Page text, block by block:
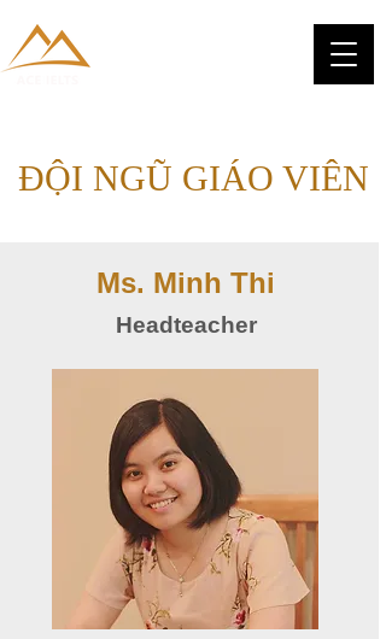
​ĐỘI NGŨ GIÁO VIÊN
Ms. Minh Thi
​Headteacher